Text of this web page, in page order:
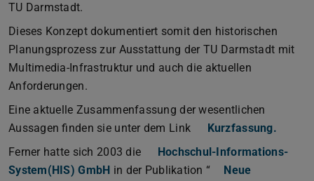
TU Darmstadt.
Dieses Konzept dokumentiert somit den historischen
Planungsprozess zur Ausstattung der TU Darmstadt mit
Multimedia-Infrastruktur und auch die aktuellen
Anforderungen.
Eine aktuelle Zusammenfassung der wesentlichen
Aussagen finden sie unter dem Link
Kurzfassung.
Ferner hatte sich 2003 die
Hochschul-Informations-
System(HIS) GmbH in der Publikation “
Neue